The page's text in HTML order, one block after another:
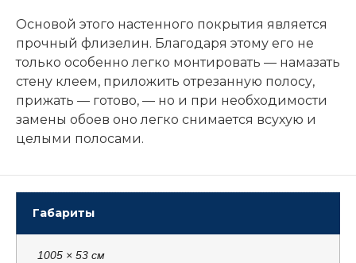
Основой этого настенного покрытия является
прочный флизелин. Благодаря этому его не
только особенно легко монтировать — намазать
стену клеем, приложить отрезанную полосу,
прижать — готово, — но и при необходимости
замены обоев оно легко снимается всухую и
целыми полосами.
Габариты
1005 × 53 см